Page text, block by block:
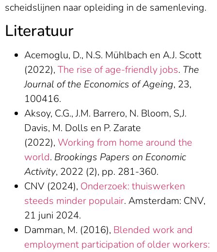
scheidslijnen naar opleiding in de samenleving.
Literatuur
Acemoglu, D., N.S. Mühlbach en A.J. Scott
(2022), The rise of age-friendly jobs. The
Journal of the Economics of Ageing, 23,
100416.
Aksoy, C.G., J.M. Barrero, N. Bloom, S,J.
Davis, M. Dolls en P. Zarate
(2022), Working from home around the
world. Brookings Papers on Economic
Activity, 2022 (2), pp. 281-360.
CNV (2024), Onderzoek: thuiswerken
steeds minder populair. Amsterdam: CNV,
21 juni 2024.
Damman, M. (2016), Blended work and
employment participation of older workers: